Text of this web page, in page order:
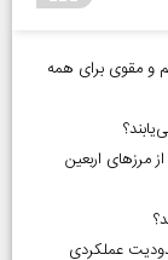
سریع، سالم و مقوی برای همه
نفر با محدودیت عملکردی